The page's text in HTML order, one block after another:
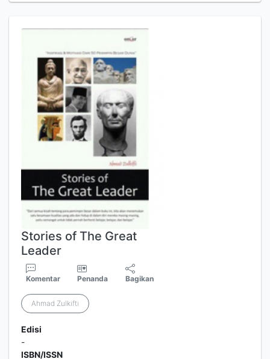
Stories of The Great
Leader
Komentar Penanda Bagikan
Ahmad Zulkifti
Edisi
-
ISBN/ISSN